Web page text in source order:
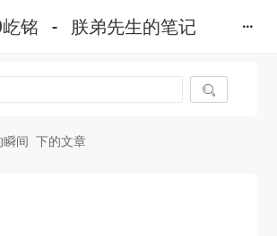
铭 - 朕弟先生的笔记

间 下的文章